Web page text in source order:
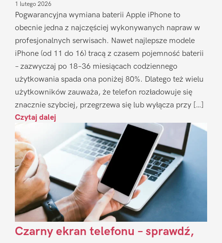
1 lutego 2026
Pogwarancyjna wymiana baterii Apple iPhone to
obecnie jedna z najczęściej wykonywanych napraw w
profesjonalnych serwisach. Nawet najlepsze modele
iPhone (od 11 do 16) tracą z czasem pojemność baterii
– zazwyczaj po 18–36 miesiącach codziennego
użytkowania spada ona poniżej 80%. Dlatego też wielu
użytkowników zauważa, że telefon rozładowuje się
znacznie szybciej, przegrzewa się lub wyłącza przy […]
Czytaj dalej
Czarny ekran telefonu – sprawdź,